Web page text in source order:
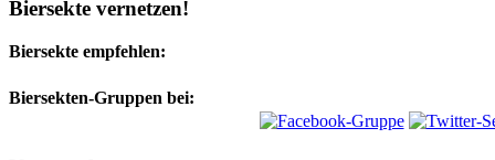
Biersekte vernetzen!
Biersekte empfehlen:
Biersekten-Gruppen bei: